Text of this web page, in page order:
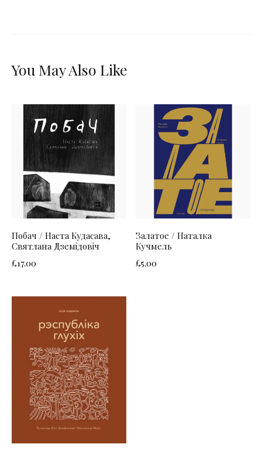
You May Also Like
Побач / Наста Кудасава,
Святлана Дземідовіч
£17.00
Залатое / Наталка
Кучмель
£5.00